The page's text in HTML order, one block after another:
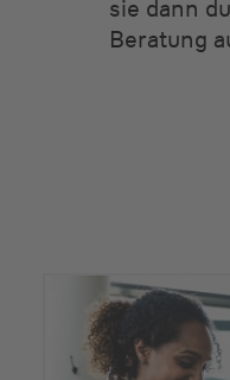
sie dann
Beratung